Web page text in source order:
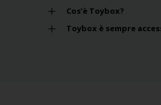
Cos’è Toybox?
Toybox è sempre